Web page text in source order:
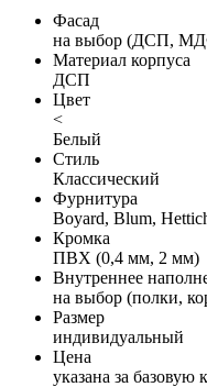
Фасад
на выбор (ДСП,
Материал корпуса
ДСП
Цвет
<
Белый
Стиль
Классический
Фурнитура
Boyard, Blum,
Кромка
ПВХ (0,4 мм, 2 мм)
Внутреннее
на выбор (полки,
Размер
индивидуальный
Цена
указана за базовую